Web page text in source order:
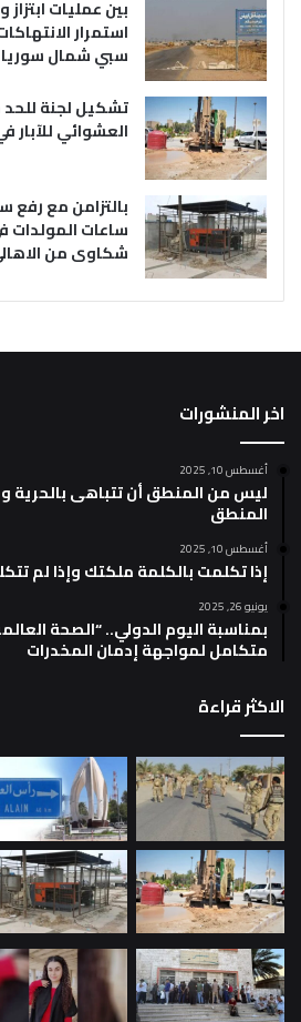
بين عمليات
استمرار
سبي شمال سوريا
تشكيل لجنة
العشوائي للآبار
بالتزامن مع رفع
ساعات
شكاوى من
اخر المنشورات
أغسطس 10, 2025
ليس من المنطق أن تتباهى بالحرية
المنطق
أغسطس 10, 2025
إذا تكلمت بالكلمة ملكتك وإذا لم
يونيو 26, 2025
بمناسبة اليوم الدولي.. “الصحة
متكامل لمواجهة إدمان المخدرات
الاكثر قراءة